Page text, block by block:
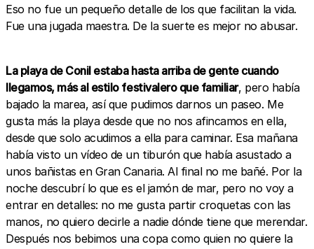
Eso no fue un pequeño detalle de los que facilitan la vida.
Fue una jugada maestra. De la suerte es mejor no abusar.
La playa de Conil estaba hasta arriba de gente cuando
llegamos, más al estilo festivalero que familiar, pero había
bajado la marea, así que pudimos darnos un paseo. Me
gusta más la playa desde que no nos afincamos en ella,
desde que solo acudimos a ella para caminar. Esa mañana
había visto un vídeo de un tiburón que había asustado a
unos bañistas en Gran Canaria. Al final no me bañé. Por la
noche descubrí lo que es el jamón de mar, pero no voy a
entrar en detalles: no me gusta partir croquetas con las
manos, no quiero decirle a nadie dónde tiene que merendar.
Después nos bebimos una copa como quien no quiere la